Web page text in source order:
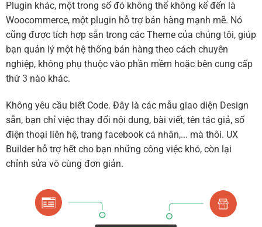
Plugin khác, một trong số đó không thể không kể đến là
Woocommerce, một plugin hỗ trợ bán hàng mạnh mẽ. Nó
cũng được tích hợp sẵn trong các Theme của chúng tôi, giúp
bạn quản lý một hệ thống bán hàng theo cách chuyên
nghiệp, không phụ thuộc vào phần mềm hoặc bên cung cấp
thứ 3 nào khác.
Không yêu cầu biết Code. Đây là các mẫu giao diện Design
sẵn, bạn chỉ việc thay đổi nội dung, bài viết, tên tác giả, số
điện thoại liên hệ, trang facebook cá nhân,... mà thôi. UX
Builder hỗ trợ hết cho bạn những công việc khó, còn lại
chỉnh sửa vô cùng đơn giản.